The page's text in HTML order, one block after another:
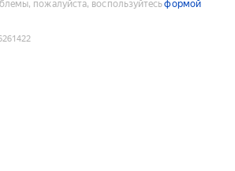
пожалуйста, воспользуйтесьформой